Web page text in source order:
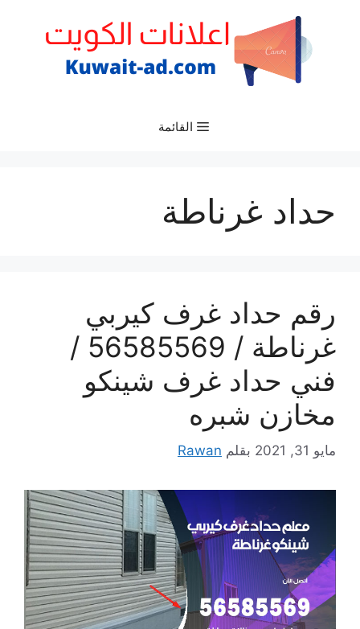
القائمة
حداد غرناطة
رقم حداد غرف كيربي
غرناطة / 56585569 /
فني حداد غرف شينكو
مخازن شبره
مايو 31, 2021 بقلم Rawan